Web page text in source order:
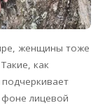
женщины тоже
как
фоне лицевой